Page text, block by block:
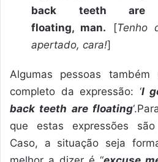
back teeth are
floating, man. [Tenho
apertado, cara!]
Algumas pessoas
completo da expressão: ‘I
back teeth are floating
que estas expressões
Caso, a situação seja